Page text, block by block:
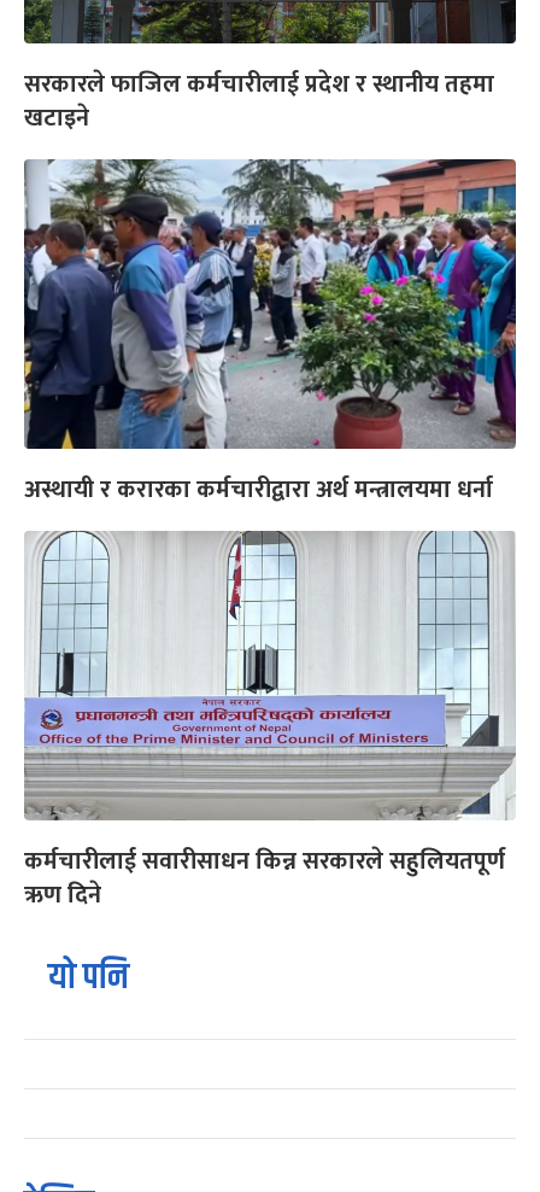
सरकारले फाजिल कर्मचारीलाई प्रदेश र स्थानीय तहमा
खटाइने
अस्थायी र करारका कर्मचारीद्वारा अर्थ मन्त्रालयमा धर्ना
कर्मचारीलाई सवारीसाधन किन्न सरकारले सहुलियतपूर्ण
ऋण दिने
यो पनि